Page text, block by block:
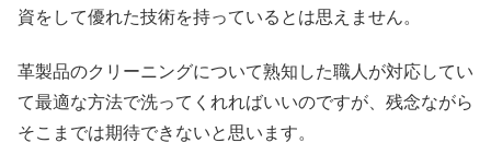
資をして優れた技術を持っているとは思えません。
革製品のクリーニングについて熟知した職人が対応してい
て最適な方法で洗ってくれればいいのですが、残念ながら
そこまでは期待できないと思います。